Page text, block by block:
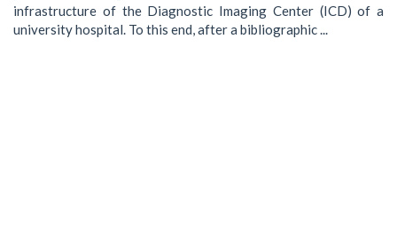
infrastructure of the Diagnostic Imaging Center (ICD) of a
university hospital. To this end, after a bibliographic ...